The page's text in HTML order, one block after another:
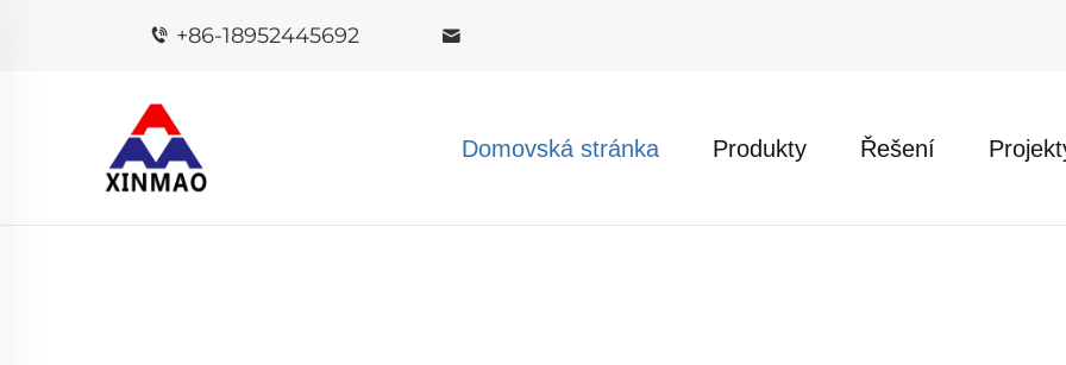
+86-18952445692
Domovská stránka Produkty Řešení